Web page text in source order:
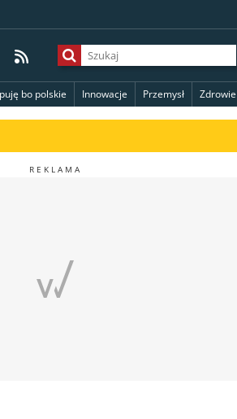
bo polskie Innowacje Przemysł Zdrowie